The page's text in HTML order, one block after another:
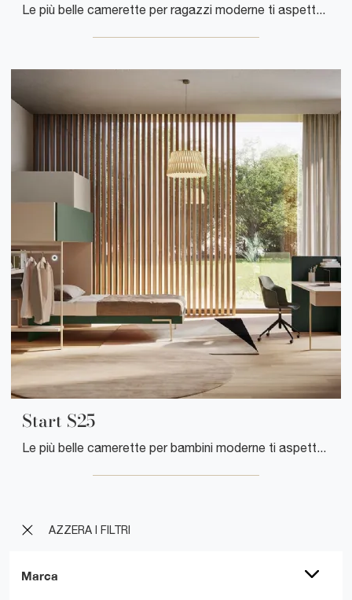
AZZERA I FILTRI
Marca
Le più belle camerette per ragazzi moderne ti aspettano! Scopri il modello Start S24 di Clever.
Start S25
Le più belle camerette per bambini moderne ti aspettano! Scopri il modello Start S25 di Clever.